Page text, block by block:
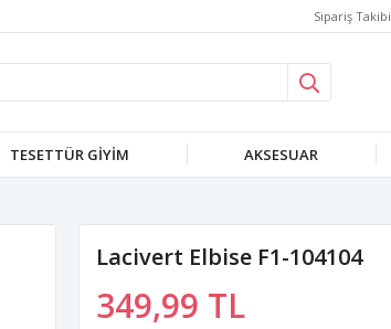
Sipariş Takibi
TESETTÜR GIYIM AKSESUAR
Lacivert Elbise F1-104104
349,99 TL